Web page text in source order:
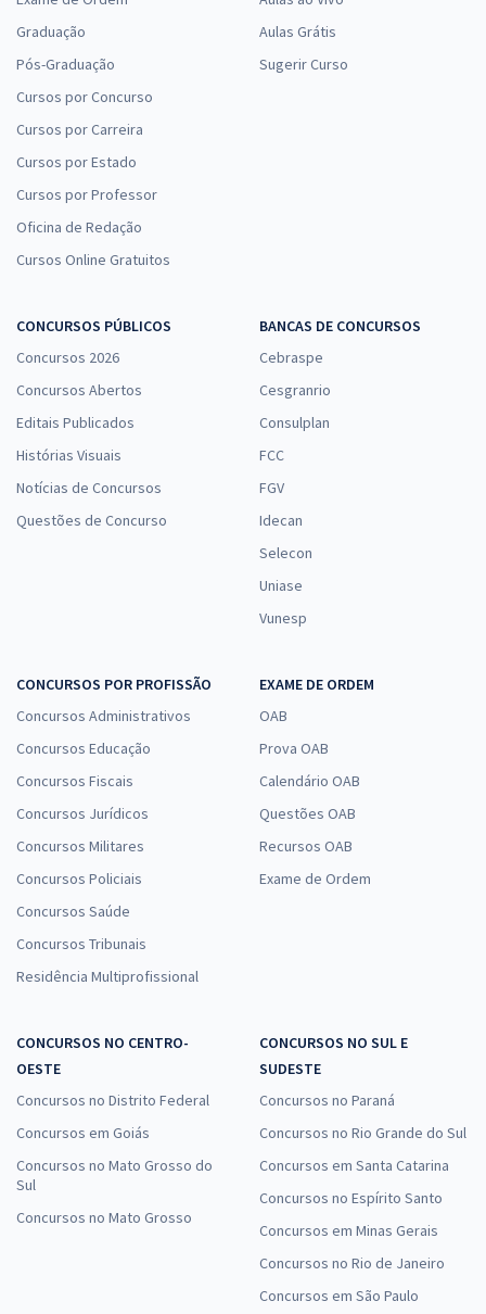
Graduação
Pós-Graduação
Cursos por Concurso
Cursos por Carreira
Cursos por Estado
Cursos por Professor
Oficina de Redação
Cursos Online Gratuitos
Aulas Grátis
Sugerir Curso
CONCURSOS PÚBLICOS
Concursos 2026
Concursos Abertos
Editais Publicados
Histórias Visuais
Notícias de Concursos
Questões de Concurso
BANCAS DE CONCURSOS
Cebraspe
Cesgranrio
Consulplan
FCC
FGV
Idecan
Selecon
Uniase
Vunesp
CONCURSOS POR PROFISSÃO
Concursos Administrativos
Concursos Educação
Concursos Fiscais
Concursos Jurídicos
Concursos Militares
Concursos Policiais
Concursos Saúde
Concursos Tribunais
Residência Multiprofissional
EXAME DE ORDEM
OAB
Prova OAB
Calendário OAB
Questões OAB
Recursos OAB
Exame de Ordem
CONCURSOS NO CENTRO-
OESTE
Concursos no Distrito Federal
Concursos em Goiás
Concursos no Mato Grosso do
Sul
Concursos no Mato Grosso
CONCURSOS NO SUL E
SUDESTE
Concursos no Paraná
Concursos no Rio Grande do Sul
Concursos em Santa Catarina
Concursos no Espírito Santo
Concursos em Minas Gerais
Concursos no Rio de Janeiro
Concursos em São Paulo